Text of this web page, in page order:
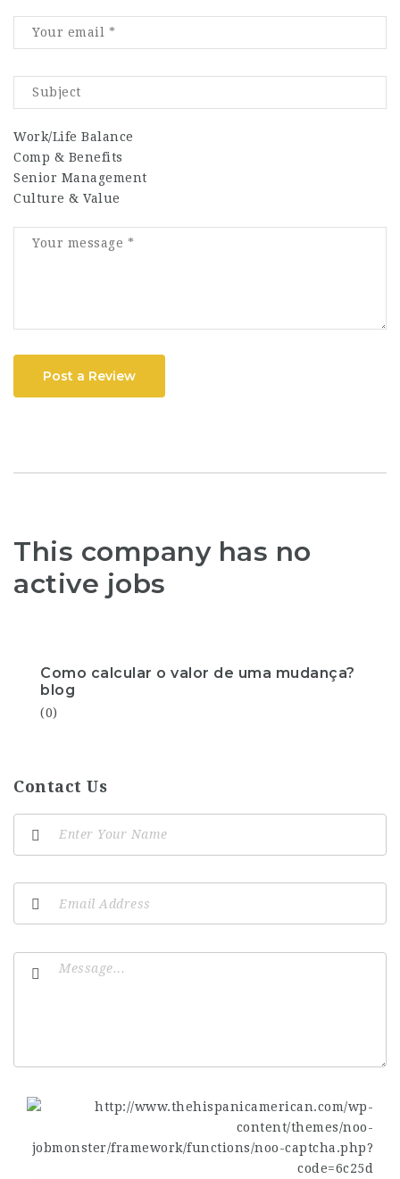
Work/Life Balance
Comp & Benefits
Senior Management
Culture & Value
Post a Review
This company has no
active jobs
Como calcular o valor de uma mudança?
blog
(0)
Contact Us